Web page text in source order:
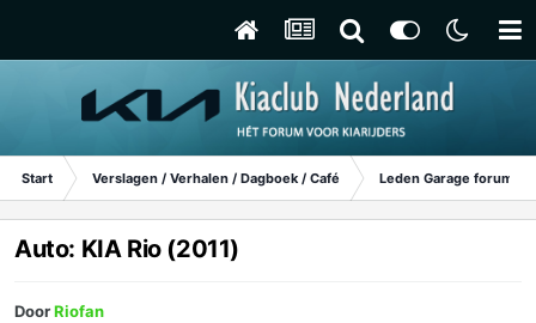
Start Verslagen / Verhalen / Dagboek / Café Leden Garage forum
Auto: KIA Rio (2011)
DoorRiofan